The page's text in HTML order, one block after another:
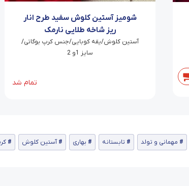
شومیز آستین کلوش سفید طرح انار
ریز شاخه طلایی نارمک
آستین کلوش/یقه کوبایی/جنس کرپ بوگاتی/
سایز 1و 2
تمام شد
مهمانی و تولد تابستانه بهاری آستین کلوش